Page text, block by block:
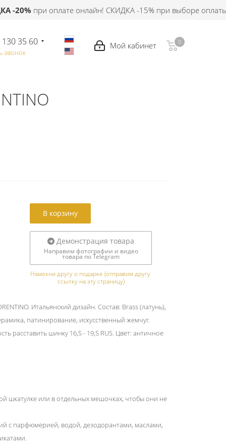
при оплате онлайн! СКИДКА -15% при выборе оплаты
0
0
35 60
звонок
В корзину
Демонстрация товара
Направим фотографии и видео
товара по Telegram
Намекни другу о подарке (отправим другу
ссылку на эту страницу)
Итальянский дизайн. Состав: Brass (латунь),
патинирование, искусственный жемчуг.
расставить шинку 16,5 - 19,5 RUS. Цвет: античное
шкатулке или в отдельных мешочках, чтобы они не
с парфюмерией, водой, дезодорантами, маслами,